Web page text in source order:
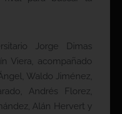
Jorge Dimas
Viera, acompañado
Waldo Jiménez,
Andrés Florez,
Alán Hervert y